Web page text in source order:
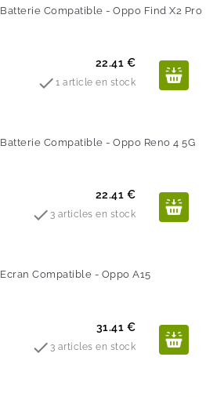
Batterie Compatible - Oppo Find X2 Pro
Prix
22.41 €
1 article en stock
Batterie Compatible - Oppo Reno 4 5G
Prix
22.41 €
 3 articles en stock
Ecran Compatible - Oppo A15
Prix
31.41 €
 3 articles en stock